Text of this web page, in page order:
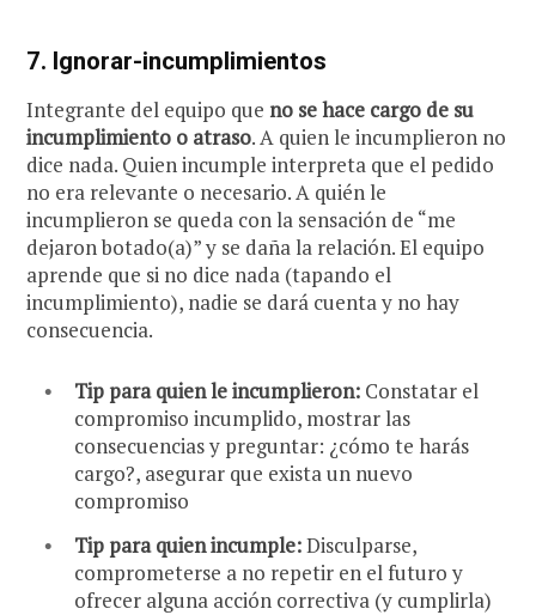
7. Ignorar-incumplimientos
Integrante del equipo que no se hace cargo de su
incumplimiento o atraso. A quien le incumplieron no
dice nada. Quien incumple interpreta que el pedido
no era relevante o necesario. A quién le
incumplieron se queda con la sensación de “me
dejaron botado(a)” y se daña la relación. El equipo
aprende que si no dice nada (tapando el
incumplimiento), nadie se dará cuenta y no hay
consecuencia.
Tip para quien le incumplieron: Constatar el
compromiso incumplido, mostrar las
consecuencias y preguntar: ¿cómo te harás
cargo?, asegurar que exista un nuevo
compromiso
Tip para quien incumple:Disculparse,
comprometerse a no repetir en el futuro y
ofrecer alguna acción correctiva (y cumplirla)